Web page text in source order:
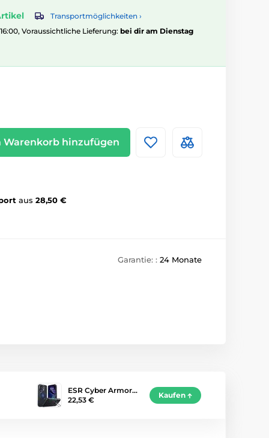
Transportmöglichkeiten ›
Voraussichtliche Lieferung: bei dir am Dienstag
Warenkorb hinzufügen
aus 28,50 €
Garantie: : 24 Monate
ESR Cyber Armor…
22,53 €
Kaufen